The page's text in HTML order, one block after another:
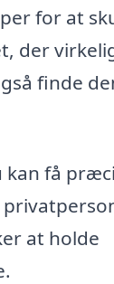
for at
der
finde
kan få
at holde